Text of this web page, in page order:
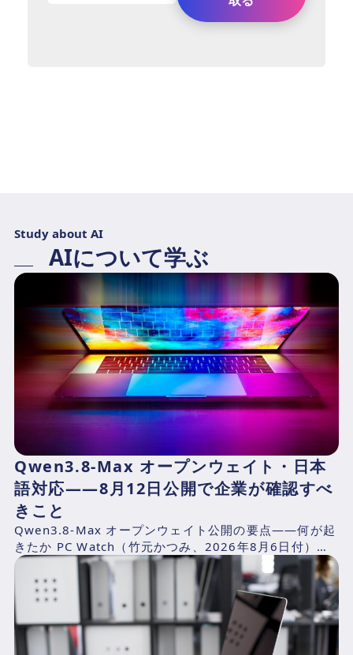
Study about AI
AIについて学ぶ
Qwen3.8-Max オープンウェイト・日本
語対応——8月12日公開で企業が確認すべ
きこと
Qwen3.8-Max オープンウェイト公開の要点——何が起
きたか PC Watch（竹元かつみ、2026年8月6日付）の
報道によれば、AlibabaのQwen...